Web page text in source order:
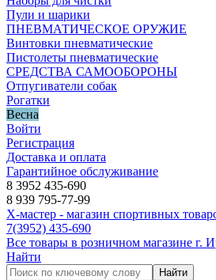
Пули и шарики
ПНЕВМАТИЧЕСКОЕ ОРУЖИЕ
Винтовки пневматические
Пистолеты пневматические
СРЕДСТВА САМООБОРОНЫ
Отпугиватели собак
Рогатки
Весна
Войти
Регистрация
Доставка и оплата
Гарантийное обслуживание
8 3952 435-690
8 939 795-77-99
Х-мастер - магазин спортивных
7(3952) 435-690
Все товары в розничном магазине г.
Найти
Найти